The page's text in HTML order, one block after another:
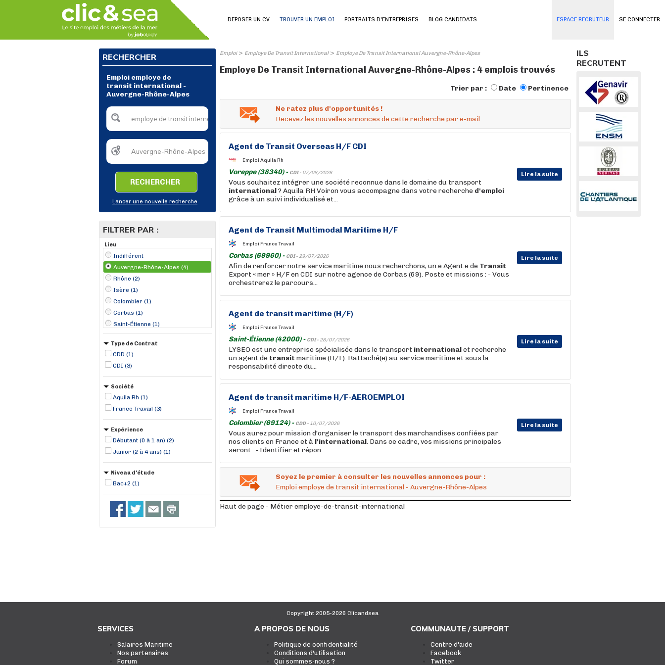
SE CONNECTER
DEPOSER UN CV TROUVER UN EMPLOI PORTRAITS D'ENTREPRISES BLOG CANDIDATS ESPACE RECRUTEUR
RECHERCHER
Emploi employe de
transit international -
Auvergne-Rhône-Alpes
RECHERCHER
Lancer une nouvelle recherche
FILTRER PAR :
Lieu
Indifférent
Auvergne-Rhône-Alpes (4)
Rhône (2)
Isère (1)
Colombier (1)
Corbas (1)
Saint-Étienne (1)
Voreppe (1)
Type de Contrat
CDD (1)
CDI (3)
Société
Aquila Rh (1)
France Travail (3)
Expérience
Débutant (0 à 1 an) (2)
Junior (2 à 4 ans) (1)
Niveau d'étude
Bac+2 (1)
Emploi> Employe De Transit International> Employe De Transit International Auvergne-Rhône-Alpes
Employe De Transit International Auvergne-Rhône-Alpes : 4 emplois trouvés
Trier par : Date Pertinence
Ne ratez plus d'opportunités !
Recevez les nouvelles annonces de cette recherche par e-mail
Agent de Transit Overseas H/F CDI
Emploi Aquila Rh
Voreppe (38340) - CDI - 07/08/2026 Lire la suite
Vous souhaitez intégrer une société reconnue dans le domaine du transport
international? Aquila RH Voiron vous accompagne dans votre recherche d'emploi
grâce à un suivi individualisé et...
Agent de Transit Multimodal Maritime H/F
Emploi France Travail
Corbas (69960) - CDI - 29/07/2026 Lire la suite
Afin de renforcer notre service maritime nous recherchons, un.e Agent.e de Transit
Export « mer » H/F en CDI sur notre agence de Corbas (69). Poste et missions : - Vous
orchestrerez le parcours...
Agent de transit maritime (H/F)
Emploi France Travail
Saint-Étienne (42000) - CDI - 28/07/2026 Lire la suite
LYSEO est une entreprise spécialisée dans le transport internationalet recherche
un agent de transit maritime (H/F). Rattaché(e) au service maritime et sous la
responsabilité directe du...
Agent de transit maritime H/F-AEROEMPLOI
Emploi France Travail
Colombier (69124) - CDD - 10/07/2026 Lire la suite
Vous aurez pour mission d'organiser le transport des marchandises confiées par
nos clients en France et à l'international. Dans ce cadre, vos missions principales
seront : - Identifier et répon...
Soyez le premier à consulter les nouvelles annonces pour :
Emploi employe de transit international - Auvergne-Rhône-Alpes
Haut de page - Métier employe-de-transit-international
ILS
RECRUTENT
Copyright 2005-2026 Clicandsea
SERVICES
Salaires Maritime
Nos partenaires
Forum
A PROPOS DE NOUS
Politique de confidentialité
Conditions d'utilisation
Qui sommes-nous ?
COMMUNAUTE / SUPPORT
Centre d'aide
Facebook
Twitter